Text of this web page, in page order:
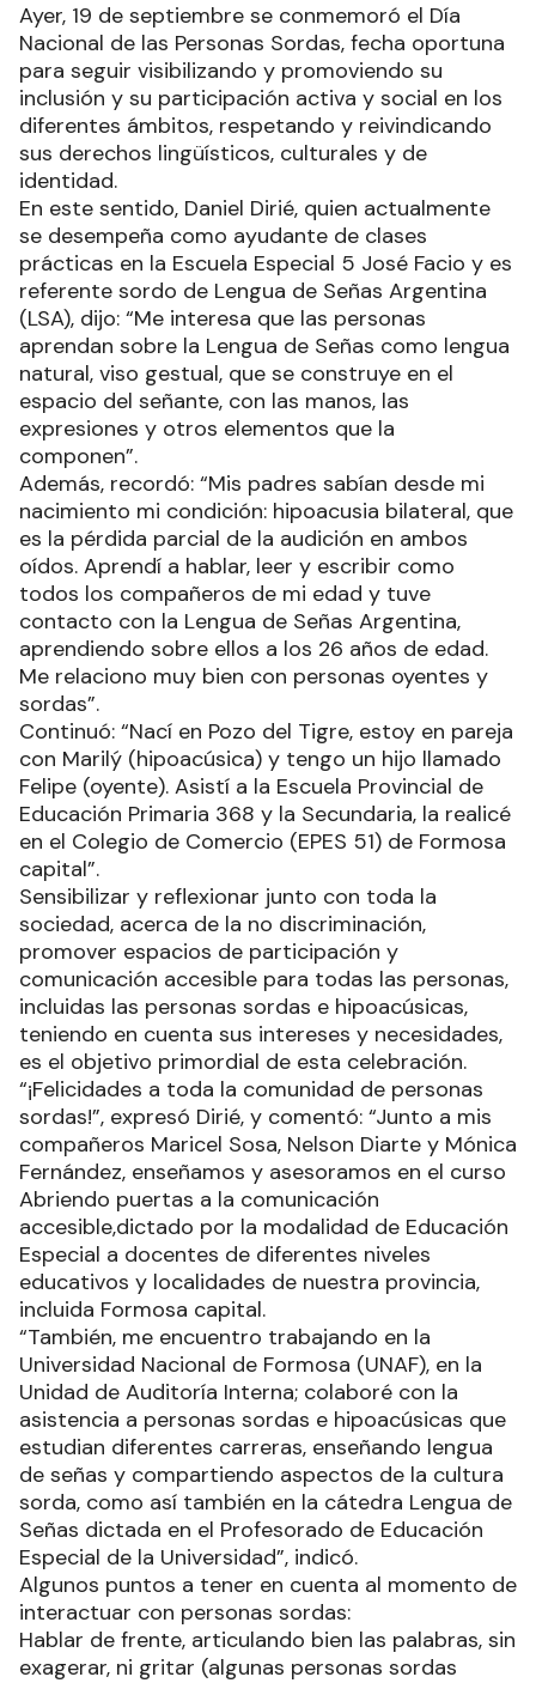
Ayer, 19 de septiembre se conmemoró el Día
Nacional de las Personas Sordas, fecha oportuna
para seguir visibilizando y promoviendo su
inclusión y su participación activa y social en los
diferentes ámbitos, respetando y reivindicando
sus derechos lingüísticos, culturales y de
identidad.
En este sentido, Daniel Dirié, quien actualmente
se desempeña como ayudante de clases
prácticas en la Escuela Especial 5 José Facio y es
referente sordo de Lengua de Señas Argentina
(LSA), dijo: “Me interesa que las personas
aprendan sobre la Lengua de Señas como lengua
natural, viso gestual, que se construye en el
espacio del señante, con las manos, las
expresiones y otros elementos que la
componen”.
Además, recordó: “Mis padres sabían desde mi
nacimiento mi condición: hipoacusia bilateral, que
es la pérdida parcial de la audición en ambos
oídos. Aprendí a hablar, leer y escribir como
todos los compañeros de mi edad y tuve
contacto con la Lengua de Señas Argentina,
aprendiendo sobre ellos a los 26 años de edad.
Me relaciono muy bien con personas oyentes y
sordas”.
Continuó: “Nací en Pozo del Tigre, estoy en pareja
con Marilý (hipoacúsica) y tengo un hijo llamado
Felipe (oyente). Asistí a la Escuela Provincial de
Educación Primaria 368 y la Secundaria, la realicé
en el Colegio de Comercio (EPES 51) de Formosa
capital”.
Sensibilizar y reflexionar junto con toda la
sociedad, acerca de la no discriminación,
promover espacios de participación y
comunicación accesible para todas las personas,
incluidas las personas sordas e hipoacúsicas,
teniendo en cuenta sus intereses y necesidades,
es el objetivo primordial de esta celebración.
“¡Felicidades a toda la comunidad de personas
sordas!”, expresó Dirié, y comentó: “Junto a mis
compañeros Maricel Sosa, Nelson Diarte y Mónica
Fernández, enseñamos y asesoramos en el curso
Abriendo puertas a la comunicación
accesible,dictado por la modalidad de Educación
Especial a docentes de diferentes niveles
educativos y localidades de nuestra provincia,
incluida Formosa capital.
“También, me encuentro trabajando en la
Universidad Nacional de Formosa (UNAF), en la
Unidad de Auditoría Interna; colaboré con la
asistencia a personas sordas e hipoacúsicas que
estudian diferentes carreras, enseñando lengua
de señas y compartiendo aspectos de la cultura
sorda, como así también en la cátedra Lengua de
Señas dictada en el Profesorado de Educación
Especial de la Universidad”, indicó.
Algunos puntos a tener en cuenta al momento de
interactuar con personas sordas:
Hablar de frente, articulando bien las palabras, sin
exagerar, ni gritar (algunas personas sordas